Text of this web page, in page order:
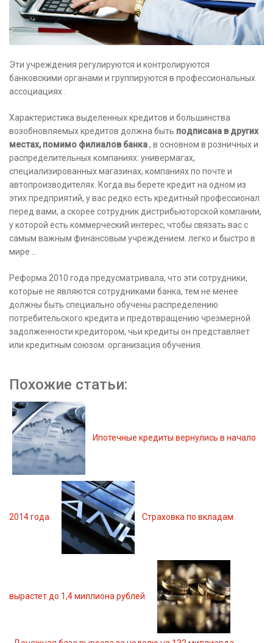
Эти учреждения регулируются и контролируются
банковскими органами и группируются в профессиональных
ассоциациях .
Характеристика выделенных кредитов и большинства
возобновляемых кредитов должна быть подписана в других
местах, помимо филиалов банка, в основном в розничных и
распределительных компаниях: универмагах,
специализированных магазинах, компаниях по почте и
автопроизводителях. Когда вы берете кредит на одном из
этих предприятий, у вас редко есть кредитный профессионал
перед вами, а скорее сотрудник дистрибьюторской компании,
у которой есть коммерческий интерес, чтобы связать вас с
самым важным финансовым учреждением. легко и быстро в
мире …
Реформа 2010 года предусматривала, что эти сотрудники,
которые не являются сотрудниками банка, тем не менее
должны быть специально обучены распределению
потребительского кредита и предотвращению чрезмерной
задолженности кредитором, чьи кредиты он представляет
или кредитным союзом. организация обучения.
Похожие статьи:
Ипотечные кредиты вернулись в начало
2014 года Страховка по вкладам
вырастет до 1,4 миллиона рублей